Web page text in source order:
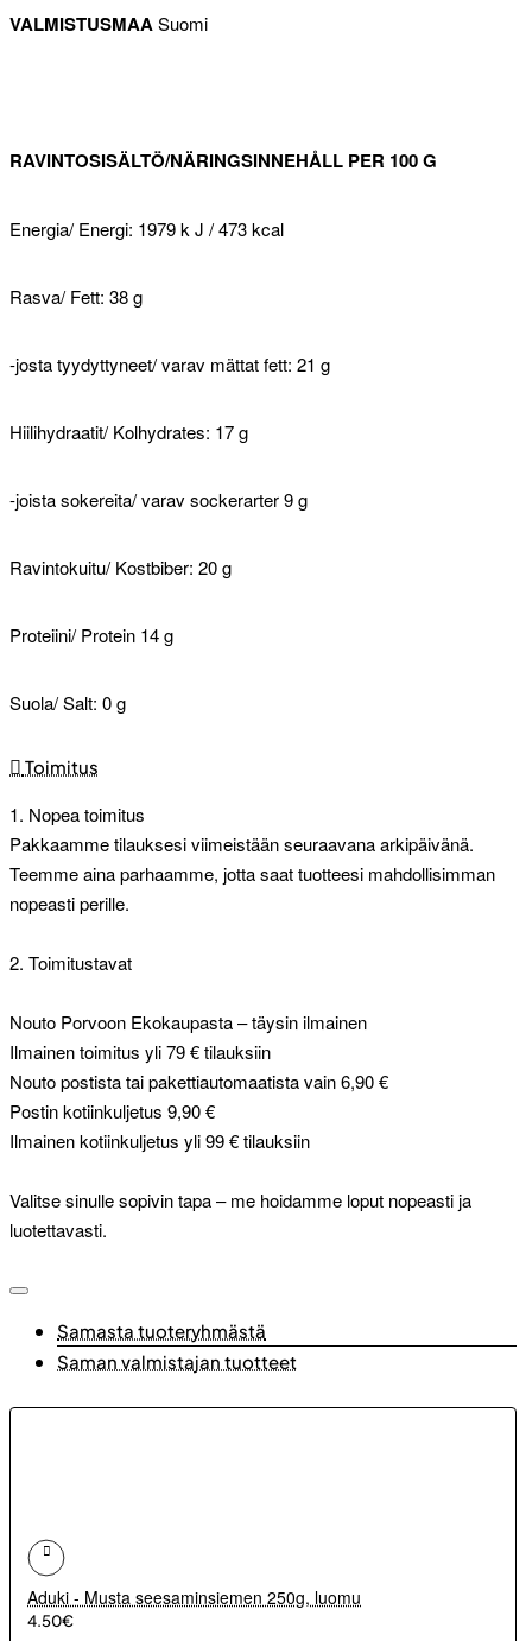
VALMISTUSMAASuomi
RAVINTOSISÄLTÖ/NÄRINGSINNEHÅLL PER 100 G
Energia/ Energi: 1979 k J / 473 kcal
Rasva/ Fett: 38 g
-josta tyydyttyneet/ varav mättat fett: 21 g
Hiilihydraatit/ Kolhydrates: 17 g
-joista sokereita/ varav sockerarter 9 g
Ravintokuitu/ Kostbiber: 20 g
Proteiini/ Protein 14 g
Suola/ Salt: 0 g
Toimitus
1. Nopea toimitus
Pakkaamme tilauksesi viimeistään seuraavana arkipäivänä.
Teemme aina parhaamme, jotta saat tuotteesi mahdollisimman
nopeasti perille.
2. Toimitustavat
Nouto Porvoon Ekokaupasta – täysin ilmainen
Ilmainen toimitus yli 79 € tilauksiin
Nouto postista tai pakettiautomaatista vain 6,90 €
Postin kotiinkuljetus 9,90 €
Ilmainen kotiinkuljetus yli 99 € tilauksiin
Valitse sinulle sopivin tapa – me hoidamme loput nopeasti ja
luotettavasti.
Samasta tuoteryhmästä
Saman valmistajan tuotteet
Aduki - Musta seesaminsiemen 250g, luomu
4.50€